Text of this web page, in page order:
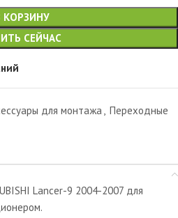
КОРЗИНУ
СЕЙЧАС
для монтажа , Переходные
Lancer-9 2004-2007 для